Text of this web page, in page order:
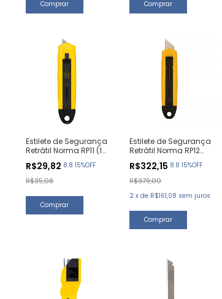
Estilete de Segurança
Retrátil Norma RP11 (1
R$29,82 8.8 15%OFF
R$35,08
Estilete de Segurança
Retrátil Norma RP12
R$322,15 8.8 15%OFF
R$379,00
2 x de R$161,08 sem juros